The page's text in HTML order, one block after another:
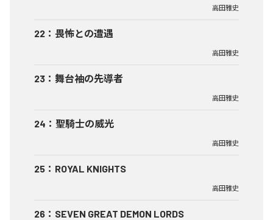
高田雅史
22 ： 畏怖との遭遇
高田雅史
23 ： 舞台袖の先導者
高田雅史
24 ： 聖騎士の威光
高田雅史
25 ： ROYAL KNIGHTS
高田雅史
26 ： SEVEN GREAT DEMON LORDS